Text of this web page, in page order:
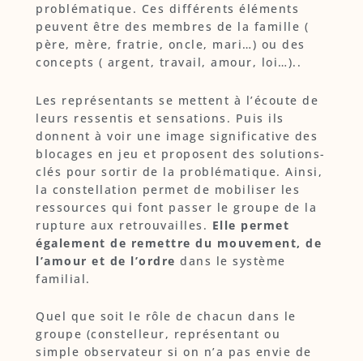
problématique. Ces différents éléments
peuvent être des membres de la famille (
père, mère, fratrie, oncle, mari…) ou des
concepts ( argent, travail, amour, loi…)..
Les représentants se mettent à l’écoute de
leurs ressentis et sensations. Puis ils
donnent à voir une image significative des
blocages en jeu et proposent des solutions-
clés pour sortir de la problématique. Ainsi,
la constellation permet de mobiliser les
ressources qui font passer le groupe de la
rupture aux retrouvailles. Elle permet
également de remettre du mouvement, de
l’amour et de l’ordre dans le système
familial.
Quel que soit le rôle de chacun dans le
groupe (constelleur, représentant ou
simple observateur si on n’a pas envie de